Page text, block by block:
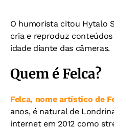
O humorista citou Hytalo
cria e reproduz
idade diante das câmeras.
Quem é Felca?
Felca, nome artístico de
anos, é natural de
internet em 2012 como